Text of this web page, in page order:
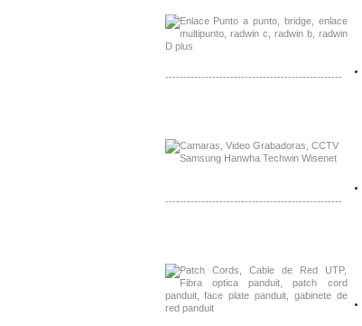
-------------------------------------------------
-------------------------------------------------